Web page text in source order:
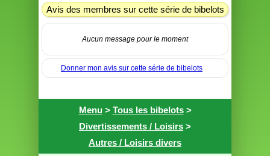
Avis des membres sur cette série de bibelots
Aucun message pour le moment
Donner mon avis sur cette série de bibelots
Menu> Tous les bibelots>
Divertissements / Loisirs >
Autres / Loisirs divers